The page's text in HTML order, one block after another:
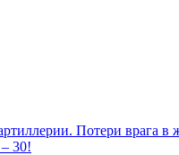
Потери врага в
30!